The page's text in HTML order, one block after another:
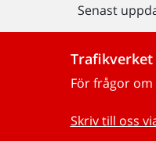
Senast
Trafikverket
För frågor
Skriv till oss